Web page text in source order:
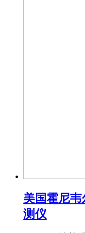
美国霍尼
测仪